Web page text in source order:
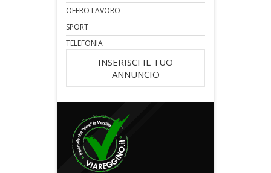
OFFRO LAVORO
SPORT
TELEFONIA
INSERISCI IL TUO
ANNUNCIO